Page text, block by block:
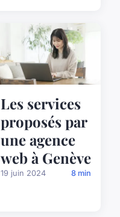
Les services
proposés par
une agence
web à Genève
19 juin 2024 8 min